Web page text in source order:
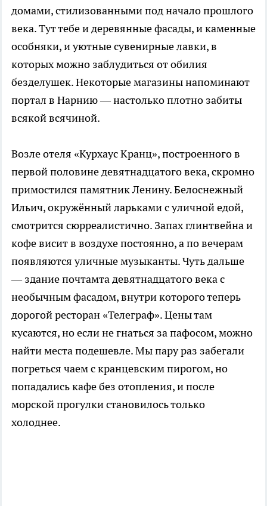
домами, стилизованными под начало прошлого
века. Тут тебе и деревянные фасады, и каменные
особняки, и уютные сувенирные лавки, в
которых можно заблудиться от обилия
безделушек. Некоторые магазины напоминают
портал в Нарнию — настолько плотно забиты
всякой всячиной.
Возле отеля «Курхаус Кранц», построенного в
первой половине девятнадцатого века, скромно
примостился памятник Ленину. Белоснежный
Ильич, окружённый ларьками с уличной едой,
смотрится сюрреалистично. Запах глинтвейна и
кофе висит в воздухе постоянно, а по вечерам
появляются уличные музыканты. Чуть дальше
— здание почтамта девятнадцатого века с
необычным фасадом, внутри которого теперь
дорогой ресторан «Телеграф». Цены там
кусаются, но если не гнаться за пафосом, можно
найти места подешевле. Мы пару раз забегали
погреться чаем с кранцевским пирогом, но
попадались кафе без отопления, и после
морской прогулки становилось только
холоднее.